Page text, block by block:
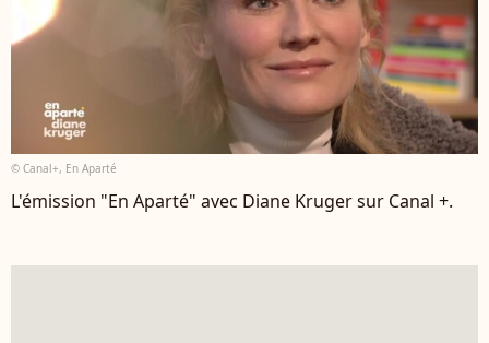
© Canal+, En Aparté
L'émission "En Aparté" avec Diane Kruger sur Canal +.